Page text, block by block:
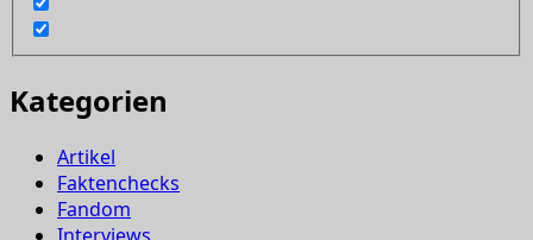
Kategorien
Artikel
Faktenchecks
Fandom